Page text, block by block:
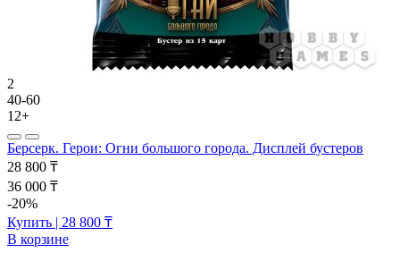
2
40-60
12+
Берсерк. Герои: Огни большого города. Дисплей бустеров
28 800 ₸
36 000 ₸
-20%
Купить | 28 800 ₸
В корзине